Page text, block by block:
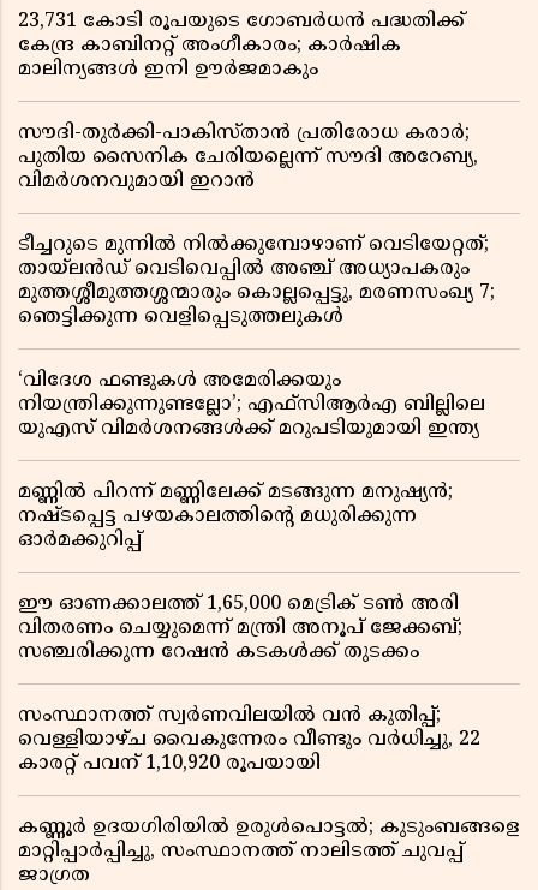
23,731 കോടി രൂപയുടെ ഗോബർധൻ പദ്ധതിക്ക്
കേന്ദ്ര കാബിനറ്റ് അംഗീകാരം; കാർഷിക
മാലിന്യങ്ങൾ ഇനി ഊർജമാകും
സൗദി-തുർക്കി-പാകിസ്താൻ പ്രതിരോധ കരാർ;
പുതിയ സൈനിക ചേരിയല്ലെന്ന് സൗദി അറേബ്യ,
വിമർശനവുമായി ഇറാൻ
ടീച്ചറുടെ മുന്നിൽ നിൽക്കുമ്പോഴാണ് വെടിയേറ്റത്;
തായ്‌ലൻഡ് വെടിവെപ്പിൽ അഞ്ച് അധ്യാപകരും
മുത്തശ്ശീമുത്തശ്ശന്മാരും കൊല്ലപ്പെട്ടു, മരണസംഖ്യ 7;
ഞെട്ടിക്കുന്ന വെളിപ്പെടുത്തലുകൾ
‘വിദേശ ഫണ്ടുകൾ അമേരിക്കയും
നിയന്ത്രിക്കുന്നുണ്ടല്ലോ’; എഫ്സിആർഎ ബില്ലിലെ
യുഎസ് വിമർശനങ്ങൾക്ക് മറുപടിയുമായി ഇന്ത്യ
മണ്ണിൽ പിറന്ന് മണ്ണിലേക്ക് മടങ്ങുന്ന മനുഷ്യൻ;
നഷ്ടപ്പെട്ട പഴയകാലത്തിൻ്റെ മധുരിക്കുന്ന
ഓർമക്കുറിപ്പ്
ഈ ഓണക്കാലത്ത് 1,65,000 മെട്രിക് ടൺ അരി
വിതരണം ചെയ്യുമെന്ന് മന്ത്രി അനൂപ് ജേക്കബ്;
സഞ്ചരിക്കുന്ന റേഷൻ കടകൾക്ക് തുടക്കം
സംസ്ഥാനത്ത് സ്വർണവിലയിൽ വൻ കുതിപ്പ്;
വെള്ളിയാഴ്ച വൈകുന്നേരം വീണ്ടും വർധിച്ചു, 22
കാരറ്റ് പവന് 1,10,920 രൂപയായി
കണ്ണൂർ ഉദയഗിരിയിൽ ഉരുൾപൊട്ടൽ; കുടുംബങ്ങളെ
മാറ്റിപ്പാർപ്പിച്ചു, സംസ്ഥാനത്ത് നാലിടത്ത് ചുവപ്പ്
ജാഗ്രത